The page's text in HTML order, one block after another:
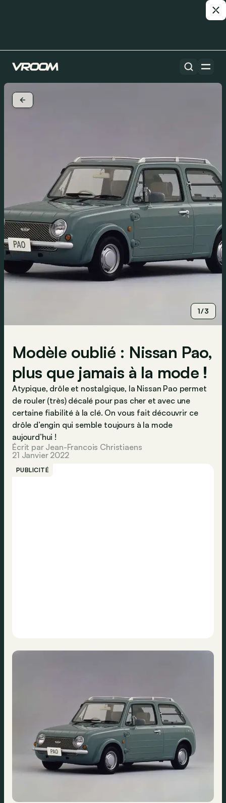
1/3
Modèle oublié : Nissan Pao,
plus que jamais à la mode !
Atypique, drôle et nostalgique, la Nissan Pao permet
de rouler (très) décalé pour pas cher et avec une
certaine fiabilité à la clé. On vous fait découvrir ce
drôle d’engin qui semble toujours à la mode
aujourd’hui !
Écrit par Jean-Francois Christiaens
21 Janvier 2022
PUBLICITÉ